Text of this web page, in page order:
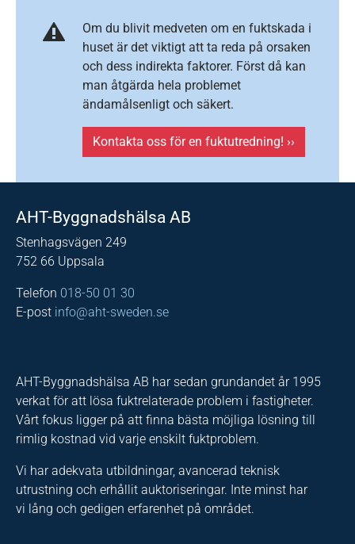
Om du blivit medveten om en fuktskada i
huset är det viktigt att ta reda på orsaken
och dess indirekta faktorer. Först då kan
man åtgärda hela problemet
ändamålsenligt och säkert.
Kontakta oss för en fuktutredning! ››
AHT-Byggnadshälsa AB
Stenhagsvägen 249
752 66 Uppsala
Telefon 018-50 01 30
E-post info@aht-sweden.se
AHT-Byggnadshälsa AB har sedan grundandet år 1995
verkat för att lösa fuktrelaterade problem i fastigheter.
Vårt fokus ligger på att finna bästa möjliga lösning till
rimlig kostnad vid varje enskilt fuktproblem.
Vi har adekvata utbildningar, avancerad teknisk
utrustning och erhållit auktoriseringar. Inte minst har
vi lång och gedigen erfarenhet på området.